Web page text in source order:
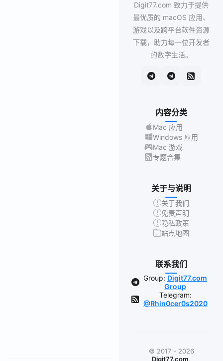
Digit77.com 致力于提供
最优质的 macOS 应用、
游戏以及跨平台软件资源
下载，助力每一位开发者
的数字生活。
内容分类
Mac 应用
Windows 应用
Mac 游戏
专题合集
关于与说明
关于我们
免责声明
隐私政策
站点地图
联系我们
Group: Digit77.com
Group
Telegram:
@Rhin0cer0s2020
© 2017 - 2026
Digit77.com.